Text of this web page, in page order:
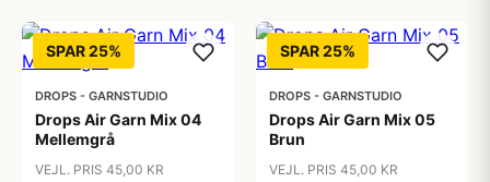
SPAR 25%
DROPS - GARNSTUDIO
Drops Air Garn Mix 04
Mellemgrå
VEJL. PRIS 45,00 KR
SPAR 25%
DROPS - GARNSTUDIO
Drops Air Garn Mix 05
Brun
VEJL. PRIS 45,00 KR